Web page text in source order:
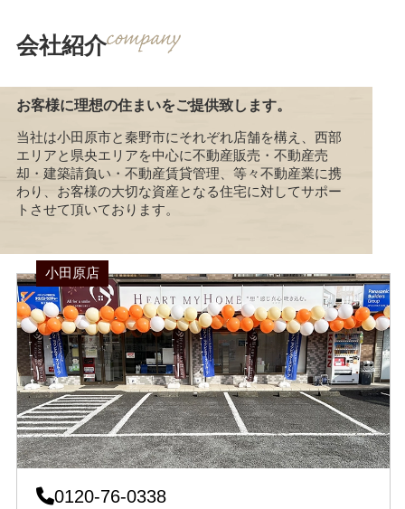
会社紹介
お客様に理想の住まいをご提供致します。
当社は小田原市と秦野市にそれぞれ店舗を構え、西部
エリアと県央エリアを中心に不動産販売・不動産売
却・建築請負い・不動産賃貸管理、等々不動産業に携
わり、お客様の大切な資産となる住宅に対してサポー
トさせて頂いております。
小田原店
0120-76-0338